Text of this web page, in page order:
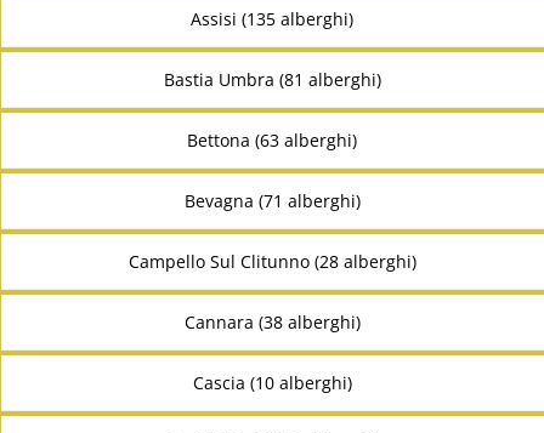
Assisi (135 alberghi)
Bastia Umbra (81 alberghi)
Bettona (63 alberghi)
Bevagna (71 alberghi)
Campello Sul Clitunno (28 alberghi)
Cannara (38 alberghi)
Cascia (10 alberghi)